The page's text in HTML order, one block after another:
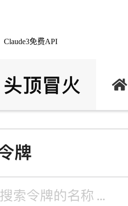
免费API